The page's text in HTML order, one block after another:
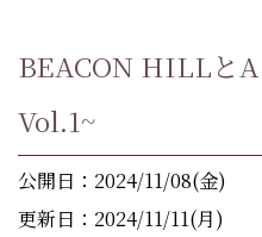
BEACON HILLと
Vol.1~
公開日：2024/11/08(金)
更新日：2024/11/11(月)